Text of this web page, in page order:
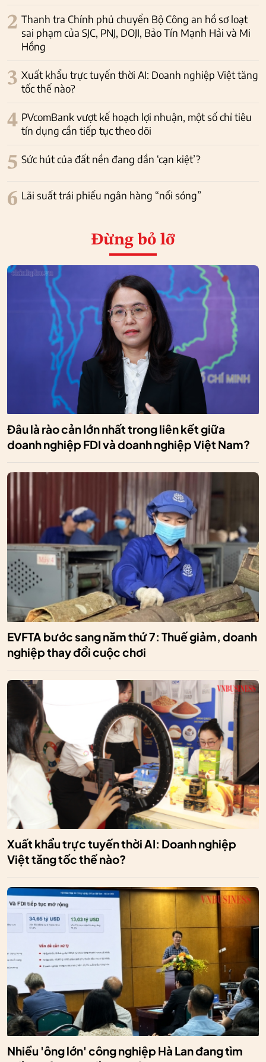
2 Thanh tra Chính phủ chuyển Bộ Công an hồ sơ loạt
sai phạm của SJC, PNJ, DOJI, Bảo Tín Mạnh Hải và Mi
Hồng
3 Xuất khẩu trực tuyến thời AI: Doanh nghiệp Việt tăng
tốc thế nào?
4 PVcomBank vượt kế hoạch lợi nhuận, một số chỉ tiêu
tín dụng cần tiếp tục theo dõi
5 Sức hút của đất nền đang dần ‘cạn kiệt’?
6 Lãi suất trái phiếu ngân hàng “nổi sóng”
Đừng bỏ lỡ
Đâu là rào cản lớn nhất trong liên kết giữa
doanh nghiệp FDI và doanh nghiệp Việt Nam?
EVFTA bước sang năm thứ 7: Thuế giảm, doanh
nghiệp thay đổi cuộc chơi
Xuất khẩu trực tuyến thời AI: Doanh nghiệp
Việt tăng tốc thế nào?
Nhiều 'ông lớn' công nghiệp Hà Lan đang tìm